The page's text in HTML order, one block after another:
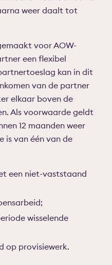
weer daalt tot
voor AOW-
een flexibel
kan in dit
van de partner
elkaar boven de
Als voorwaarde geldt
12 maanden weer
is van één van de
een niet-vaststaand
wisselende
op provisiewerk.